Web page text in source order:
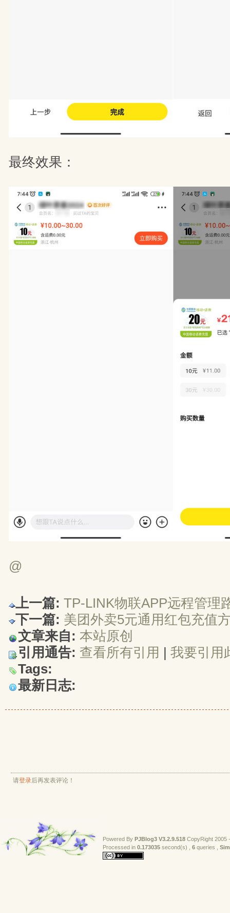
最终效果：
@
上一篇: TP-LINK物联APP远程管理
下一篇: 美团外卖5元通用红包充值
文章来自: 本站原创
引用通告: 查看所有引用 | 我要引用
Tags:
最新日志:
请登录后再发表评论！
Powered By PJBlog3 V3.2.9.518 CopyRight 2005
Processed in 0.173035 second(s) , 6 queries ,